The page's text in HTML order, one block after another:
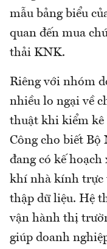
mẫu bảng biểu
quan đến mua
thải KNK.
Riêng với nhóm
nhiều lo ngại về
thuật khi kiểm
Công cho biết
đang có kế hoạch
khí nhà kính trực
thập dữ liệu. Hệ
vận hành thị
giúp doanh